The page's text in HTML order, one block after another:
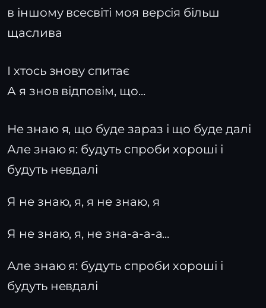
в іншому всесвіті моя версія більш
щаслива
І хтось знову спитає
А я знов відповім, що...
Не знаю я, що буде зараз і що буде далі
Але знаю я: будуть спроби хороші і
будуть невдалі
Я не знаю, я, я не знаю, я
Я не знаю, я, не зна-а-а-а...
Але знаю я: будуть спроби хороші і
будуть невдалі